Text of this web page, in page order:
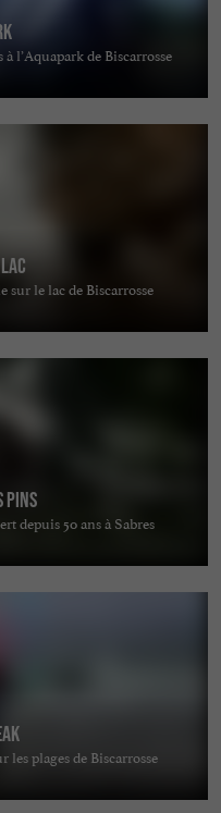
l’Aquapark de Biscarrosse
sur le lac de Biscarrosse
Pins
depuis 50 ans à Sabres
les plages de Biscarrosse